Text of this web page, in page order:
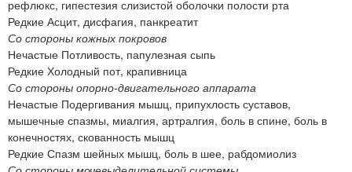
рефлюкс, гипестезия слизистой оболочки полости рта
Редкие Асцит, дисфагия, панкреатит
Со стороны кожных покровов
Нечастые Потливость, папулезная сыпь
Редкие Холодный пот, крапивница
Со стороны опорно-двигательного аппарата
Нечастые Подергивания мышц, припухлость суставов,
мышечные спазмы, миалгия, артралгия, боль в спине, боль в
конечностях, скованность мышц
Редкие Спазм шейных мышц, боль в шее, рабдомиолиз